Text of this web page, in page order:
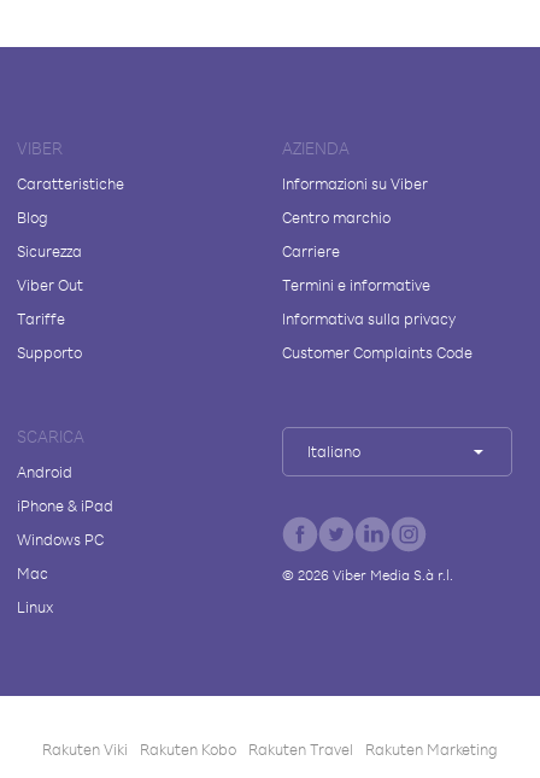
VIBER
Caratteristiche
Blog
Sicurezza
Viber Out
Tariffe
Supporto
AZIENDA
Informazioni su Viber
Centro marchio
Carriere
Termini e informative
Informativa sulla privacy
Customer Complaints Code
SCARICA
Android
iPhone & iPad
Windows PC
Mac
Linux
Italiano
© 2026Viber Media S.à r.l.
Rakuten Viki Rakuten Kobo Rakuten Travel
Rakuten Marketing